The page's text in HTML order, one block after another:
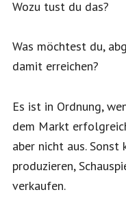
Wozu tust du das?
Was möchtest du,
damit erreichen?
Es ist in Ordnung,
dem Markt
aber nicht aus.
produzieren,
verkaufen.